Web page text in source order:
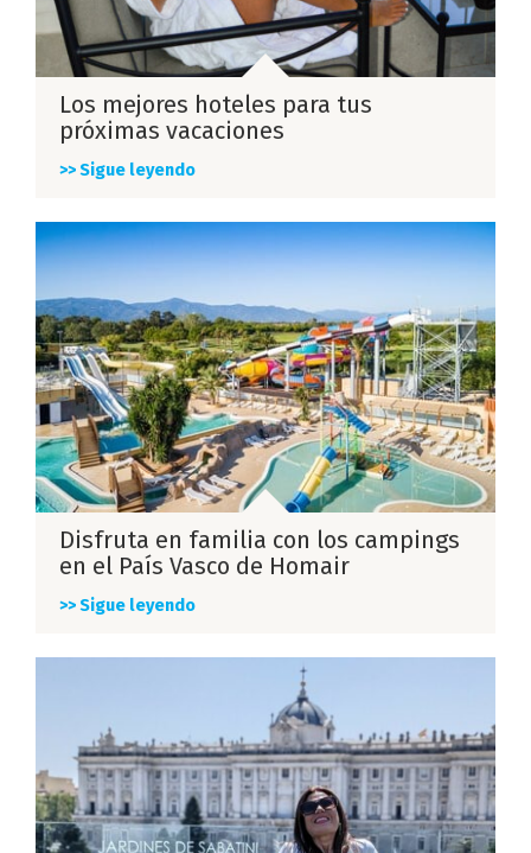
Los mejores hoteles para tus
próximas vacaciones
>> Sigue leyendo
Disfruta en familia con los campings
en el País Vasco de Homair
>> Sigue leyendo